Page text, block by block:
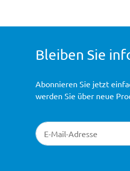
Bleiben Sie
Newsletter-Registrierung
Abonnieren Sie jetzt
werden Sie über neue